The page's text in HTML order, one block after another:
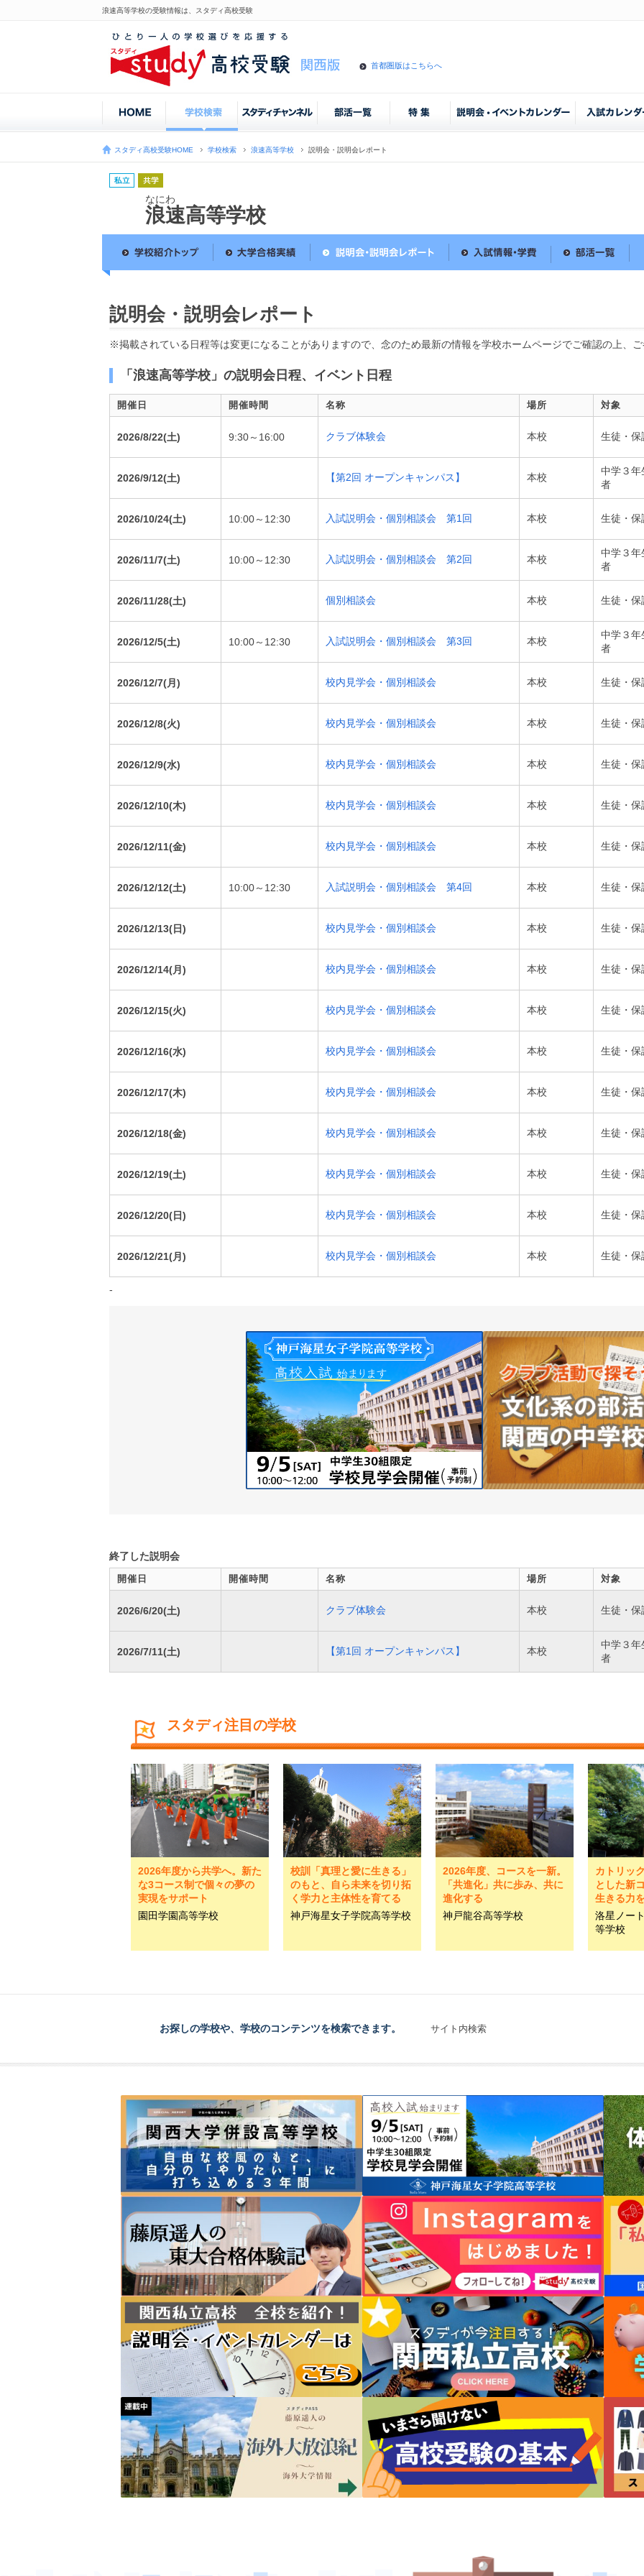
浪速高等学校の受験情報は、スタディ高校受験
首都圏版はこちらへ
スタディ高校受験HOME 学校検索 浪速高等学校 説明会・説明会レポート
なにわ
浪速高等学校
説明会・説明会レポート
※掲載されている日程等は変更になることがありますので、念のため最新の情報を学校ホームページでご確認の上、
「浪速高等学校」の説明会日程、イベント日程
開催日 開催時間 名称 場所 対象
2026/8/22(土) 9:30～16:00 クラブ体験会 本校 生徒・保
2026/9/12(土) 【第2回 オープンキャンパス】 本校
中学３年
者
2026/10/24(土) 10:00～12:30 入試説明会・個別相談会 第1回 本校 生徒・保
2026/11/7(土) 10:00～12:30 入試説明会・個別相談会 第2回 本校
中学３年
者
2026/11/28(土) 個別相談会 本校 生徒・保
2026/12/5(土) 10:00～12:30 入試説明会・個別相談会 第3回 本校
中学３年
者
2026/12/7(月) 校内見学会・個別相談会 本校 生徒・保
2026/12/8(火) 校内見学会・個別相談会 本校 生徒・保
2026/12/9(水) 校内見学会・個別相談会 本校 生徒・保
2026/12/10(木) 校内見学会・個別相談会 本校 生徒・保
2026/12/11(金) 校内見学会・個別相談会 本校 生徒・保
2026/12/12(土) 10:00～12:30 入試説明会・個別相談会 第4回 本校 生徒・保
2026/12/13(日) 校内見学会・個別相談会 本校 生徒・保
2026/12/14(月) 校内見学会・個別相談会 本校 生徒・保
2026/12/15(火) 校内見学会・個別相談会 本校 生徒・保
2026/12/16(水) 校内見学会・個別相談会 本校 生徒・保
2026/12/17(木) 校内見学会・個別相談会 本校 生徒・保
2026/12/18(金) 校内見学会・個別相談会 本校 生徒・保
2026/12/19(土) 校内見学会・個別相談会 本校 生徒・保
2026/12/20(日) 校内見学会・個別相談会 本校 生徒・保
2026/12/21(月) 校内見学会・個別相談会 本校 生徒・保
-
終了した説明会
開催日 開催時間 名称 場所 対象
2026/6/20(土) クラブ体験会 本校 生徒・保
2026/7/11(土) 【第1回 オープンキャンパス】 本校
中学３年
者
スタディ注目の学校
2026年度から共学へ。新た
な3コース制で個々の夢の
実現をサポート
園田学園高等学校
校訓「真理と愛に生きる」
のもと、自ら未来を切り拓
く学力と主体性を育てる
神戸海星女子学院高等学校
2026年度、コースを一新。
「共進化」共に歩み、共に
進化する
神戸龍谷高等学校
カトリッ
とした新
生きる力
洛星ノー
等学校
お探しの学校や、学校のコンテンツを検索できます。 サイト内検索